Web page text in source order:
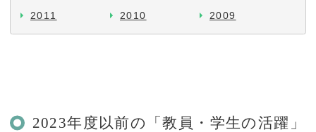
2011
2010 2009
2023年度以前の「教員・学生の活躍」